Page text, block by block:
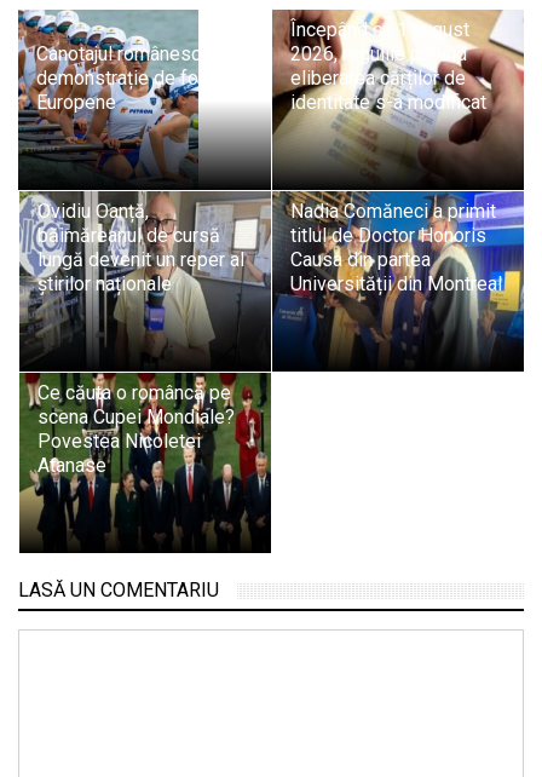
Canotajul românesc,
demonstrație de forță la
Europene
Începând cu 1 august
2026, regulile privind
eliberarea cărților de
identitate s-a modificat
Ovidiu Oanță,
băimăreanul de cursă
lungă devenit un reper al
știrilor naționale
Nadia Comăneci a primit
titlul de Doctor Honoris
Causa din partea
Universității din Montreal
Ce căuta o româncă pe
scena Cupei Mondiale?
Povestea Nicoletei
Atanase
LASĂ UN COMENTARIU